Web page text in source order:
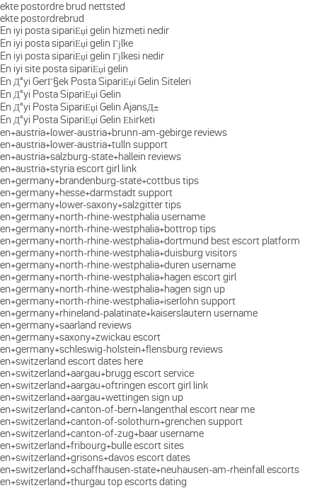
ekte postordre brud nettsted
ekte postordrebrud
En iyi posta sipariЕџi gelin hizmeti nedir
En iyi posta sipariЕџi gelin Гјlke
En iyi posta sipariЕџi gelin Гјlkesi nedir
En iyi site posta sipariЕџi gelin
En Д°yi GerГ§ek Posta SipariЕџi Gelin Siteleri
En Д°yi Posta SipariЕџi Gelin
En Д°yi Posta SipariЕџi Gelin AjansД±
En Д°yi Posta SipariЕџi Gelin Ећirketi
en+austria+lower-austria+brunn-am-gebirge reviews
en+austria+lower-austria+tulln support
en+austria+salzburg-state+hallein reviews
en+austria+styria escort girl link
en+germany+brandenburg-state+cottbus tips
en+germany+hesse+darmstadt support
en+germany+lower-saxony+salzgitter tips
en+germany+north-rhine-westphalia username
en+germany+north-rhine-westphalia+bottrop tips
en+germany+north-rhine-westphalia+dortmund best escort platform
en+germany+north-rhine-westphalia+duisburg visitors
en+germany+north-rhine-westphalia+duren username
en+germany+north-rhine-westphalia+hagen escort girl
en+germany+north-rhine-westphalia+hagen sign up
en+germany+north-rhine-westphalia+iserlohn support
en+germany+rhineland-palatinate+kaiserslautern username
en+germany+saarland reviews
en+germany+saxony+zwickau escort
en+germany+schleswig-holstein+flensburg reviews
en+switzerland escort dates here
en+switzerland+aargau+brugg escort service
en+switzerland+aargau+oftringen escort girl link
en+switzerland+aargau+wettingen sign up
en+switzerland+canton-of-bern+langenthal escort near me
en+switzerland+canton-of-solothurn+grenchen support
en+switzerland+canton-of-zug+baar username
en+switzerland+fribourg+bulle escort sites
en+switzerland+grisons+davos escort dates
en+switzerland+schaffhausen-state+neuhausen-am-rheinfall escorts
en+switzerland+thurgau top escorts dating